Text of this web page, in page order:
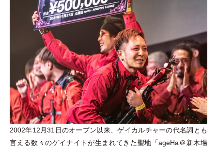
2002年12月31日のオープン以来、ゲイカルチャーの代名詞とも
言える数々のゲイナイトが生まれてきた聖地 「ageHa＠新木場